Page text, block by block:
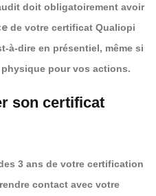
doit obligatoirement avoir
de votre certificat Qualiopi
à-dire en présentiel, même si
pour vos actions.
son certificat
3 ans de votre certification
contact avec votre